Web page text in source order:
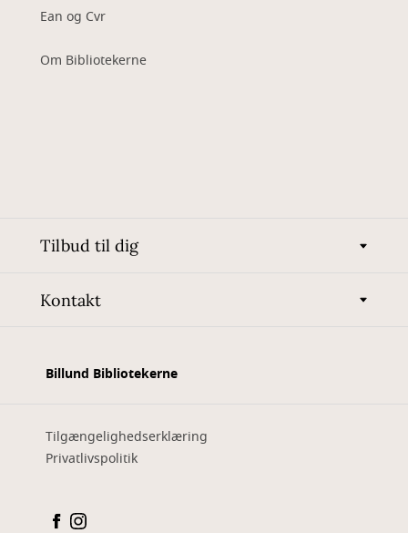
Ean og Cvr
Om Bibliotekerne
Tilbud til dig
Kontakt
Billund Bibliotekerne
Tilgængelighedserklæring
Privatlivspolitik